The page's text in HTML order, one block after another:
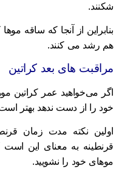
از آنجا که ساقه
رشد می ‌کنند.
های بعد کراتین
می‌خواهید عمر کراتین
را از دست ندهد بهتر است
نکته مدت زمان
خود را نشویید.